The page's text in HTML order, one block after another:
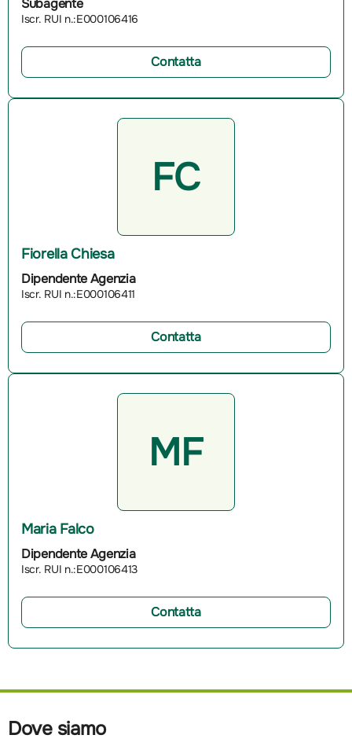
Iscr. RUI n.:E000106416
Contatta
FC
Fiorella Chiesa
Dipendente Agenzia
Iscr. RUI n.:E000106411
Contatta
MF
Maria Falco
Dipendente Agenzia
Iscr. RUI n.:E000106413
Contatta
Dove siamo